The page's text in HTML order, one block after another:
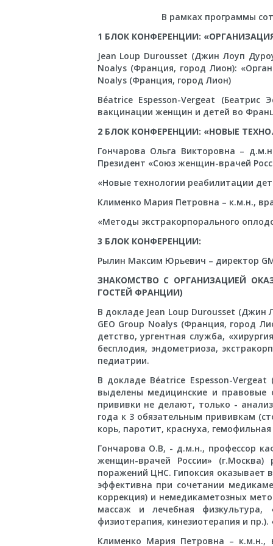
В рамках программы
1 БЛОК КОНФЕРЕНЦИИ:
Jean Loup Durousset (Джин Лоуп
Noalys (Франция, город Лион):
Noalys (Франция, город Лион)
Béatrice Espesson-Vergeat (Беатрис
вакцинации женщин и детей во
2 БЛОК КОНФЕРЕНЦИИ: «НОВЫЕ
Гончарова Ольга Викторовна –
Президент «Союз женщин-врачей
«Новые технологии реабилитации
Клименко Мария Петровна – к.м.н.,
«Методы экстракорпорального
3 БЛОК КОНФЕРЕНЦИИ:
Рылин Максим Юрьевич – директор
ЗНАКОМСТВО С ОРГАНИЗАЦИЕЙ
ГОСТЕЙ ФРАНЦИИ)
В докладе Jean Loup Durousset (Джин
GEO Group Noalys (Франция, город
детство, ургентная служба,
бесплодия, эндометриоза,
педиатрии.
В докладе Béatrice Espesson-
выделены медицинские и
прививки не делают, только -
года к 3 обязательным прививкам
корь, паротит, краснуха,
Гончарова О.В, - д.м.н., профессор
женщин-врачей России» (г.Москва)
поражений ЦНС. Гипоксия оказывает
эффективна при сочетании
коррекция) и немедикаметозных
массаж и лечебная физкультура,
физиотерапия, кинезиотерапия и
Клименко Мария Петровна – к.м.н.,